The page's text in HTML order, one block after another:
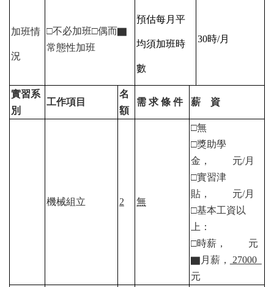
加班情
況
□不必加班□偶而▇
常態性加班
預估每月平
均須加班時
數
30時/月
實習系
別
工作項目
名
額
需 求 條 件 薪 資
機械組立 2 無
□無
□獎助學
金， 元/月
□實習津
貼， 元/月
□基本工資以
上：
□時薪， 元
▇ 月薪，
27000
元